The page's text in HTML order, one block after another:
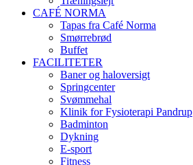
CAFÉ NORMA
Tapas fra Café Norma
Smørrebrød
Buffet
FACILITETER
Baner og haloversigt
Springcenter
Svømmehal
Klinik for Fysioterapi Pandrup
Badminton
Dykning
E-sport
Fitness